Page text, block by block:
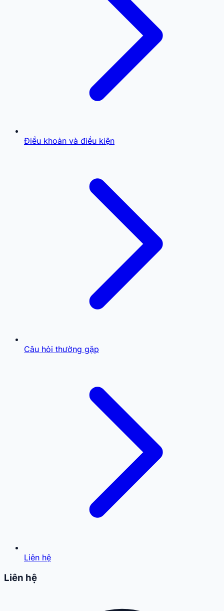
Điều khoản và điều kiện
Câu hỏi thường gặp
Liên hệ
Liên hệ